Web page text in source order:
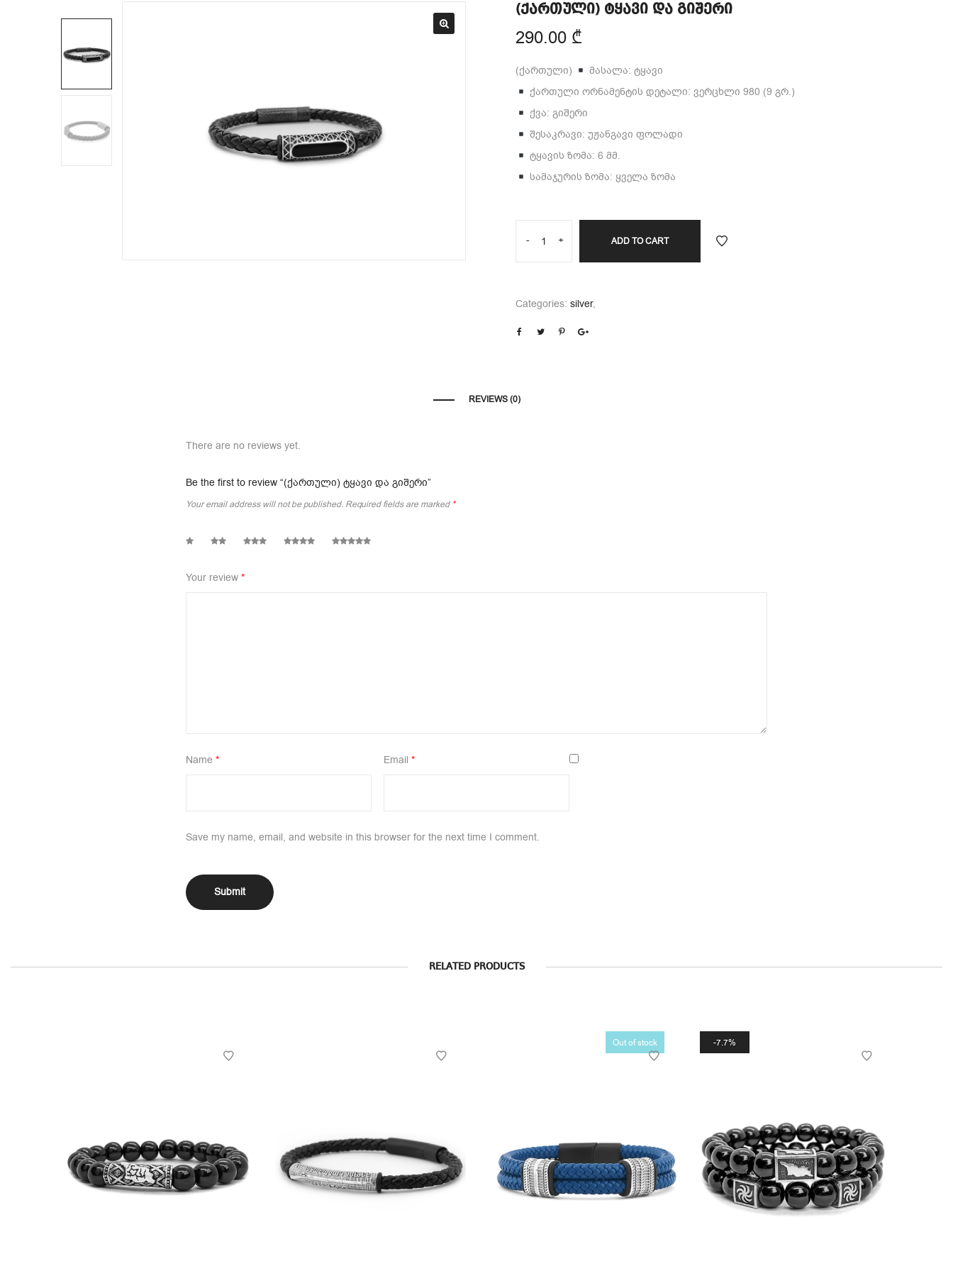
(ქართული) ტყავი და გიშერი
290.00 ₾
(ქართული)
მასალა: ტყავი
ქართული ორნამენტის დეტალი: ვერცხლი 980 (9 გრ.)
ქვა: გიშერი
შესაკრავი: უჟანგავი ფოლადი
ტყავის ზომა: 6 მმ.
სამაჯურის ზომა: ყველა ზომა
- + ADD TO CART
Categories: silver,
REVIEWS (0)
There are no reviews yet.
Be the first to review “(ქართული) ტყავი და გიშერი”
Your email address will not be published. Required fields are marked *
Your review *
Name * Email *
Save my name, email, and website in this browser for the next time I comment.
RELATED PRODUCTS
Out of stock 7.7%